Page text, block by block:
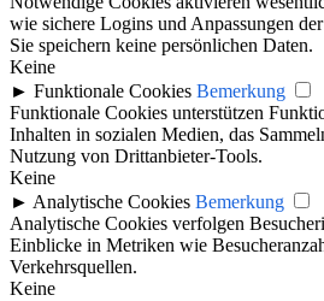
wie sichere Logins und Anpassungen
Sie speichern keine persönlichen Daten.
Keine
► Funktionale Cookies Bemerkung
Funktionale Cookies unterstützen
Inhalten in sozialen Medien, das
Nutzung von Drittanbieter-Tools.
Keine
► Analytische Cookies Bemerkung
Analytische Cookies verfolgen
Einblicke in Metriken wie
Verkehrsquellen.
Keine